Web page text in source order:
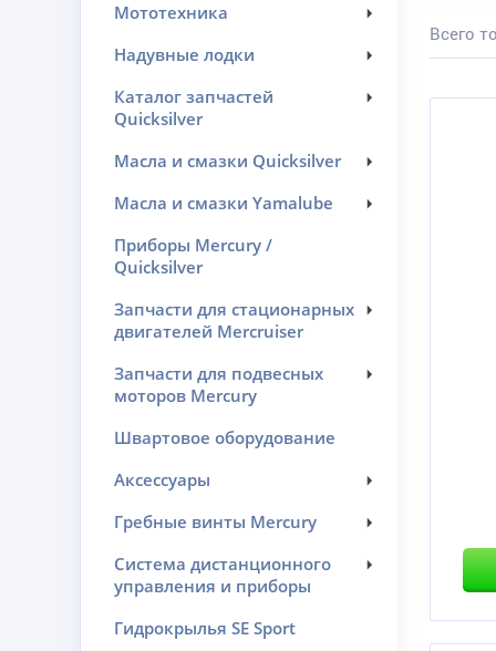
Мототехника
Надувные лодки
Каталог запчастей
Quicksilver
Масла и смазки Quicksilver
Масла и смазки Yamalube
Приборы Mercury /
Quicksilver
Запчасти для стационарных
двигателей Mercruiser
Запчасти для подвесных
моторов Mercury
Швартовое оборудование
Аксессуары
Гребные винты Mercury
Система дистанционного
управления и приборы
Гидрокрылья SE Sport
Всего